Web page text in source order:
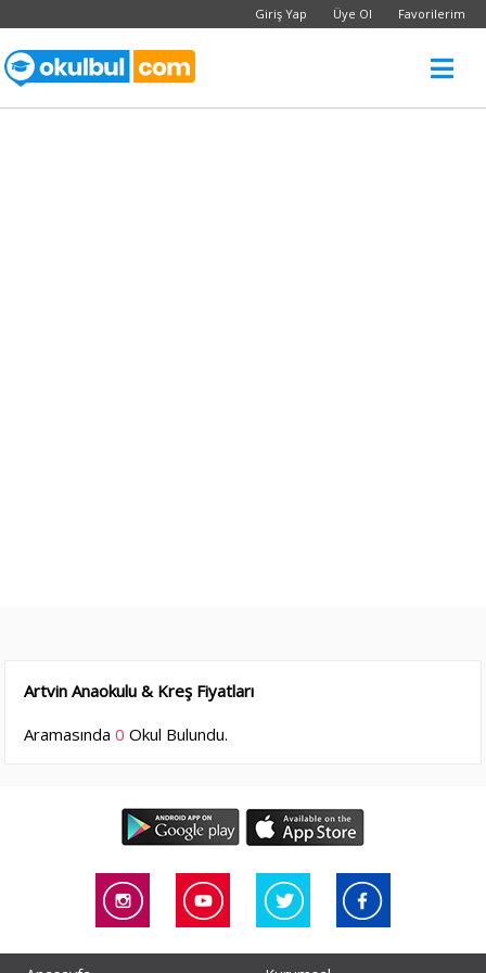
Giriş Yap Üye Ol Favorilerim
Artvin Anaokulu & Kreş Fiyatları
Aramasında0 Okul Bulundu.